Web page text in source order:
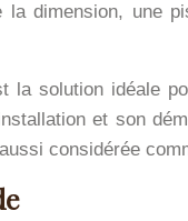
dimension, une
solution idéale
et son
considérée